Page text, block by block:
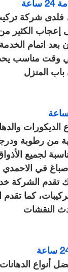
، فلدى شركة
إعجاب الكثير
بعد اتمام
وقت مناسب
المنزل
من رطوبة
لجميع
في الاحمدي
تقدم الشركة
كما
النقشات
أنواع